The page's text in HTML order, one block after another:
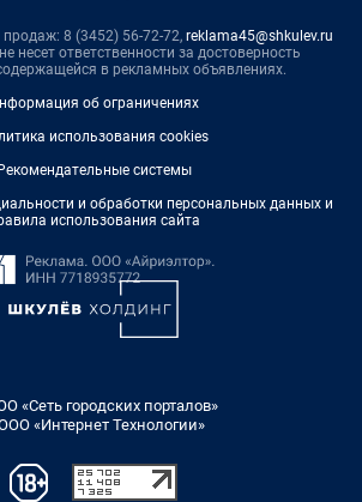
8 (3452) 56-72-72, reklama45@shkulev.ru
несет ответственности за достоверность
в рекламных объявлениях.
об ограничениях
использования cookies
Рекомендательные системы
и обработки персональных данных и
использования сайта
«Сеть городских порталов»
«Интернет Технологии»